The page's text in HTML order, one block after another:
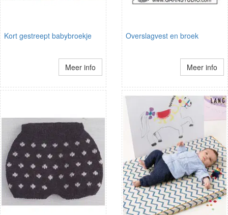
Kort gestreept babybroekje
Meer info
Overslagvest en broek
Meer info